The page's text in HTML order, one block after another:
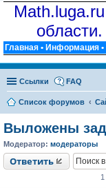
Главная • Информация •
Ссылки FAQ
Список форумов
Выложены
Модератор: модераторы
Ответить